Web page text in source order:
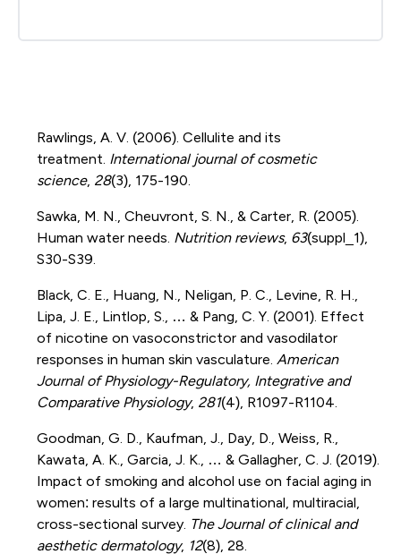
Rawlings, A. V. (2006). Cellulite and its
treatment. International journal of cosmetic
science, 28(3), 175-190.
Sawka, M. N., Cheuvront, S. N., & Carter, R. (2005).
Human water needs. Nutrition reviews, 63(suppl_1),
S30-S39.
Black, C. E., Huang, N., Neligan, P. C., Levine, R. H.,
Lipa, J. E., Lintlop, S., … & Pang, C. Y. (2001). Effect
of nicotine on vasoconstrictor and vasodilator
responses in human skin vasculature. American
Journal of Physiology-Regulatory, Integrative and
Comparative Physiology, 281(4), R1097-R1104.
Goodman, G. D., Kaufman, J., Day, D., Weiss, R.,
Kawata, A. K., Garcia, J. K., … & Gallagher, C. J. (2019).
Impact of smoking and alcohol use on facial aging in
women: results of a large multinational, multiracial,
cross-sectional survey. The Journal of clinical and
aesthetic dermatology, 12(8), 28.